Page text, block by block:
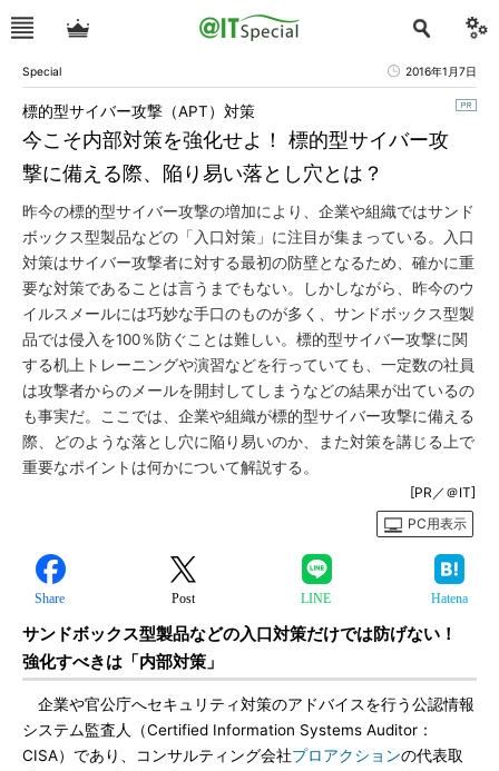
Special 2016年1月7日
今こそ内部対策を強化せよ！ 標的型サイバー攻
撃に備える際、陥り易い落とし穴とは？
標的型サイバー攻撃（APT）対策
昨今の標的型サイバー攻撃の増加により、企業や組織ではサンド
ボックス型製品などの「入口対策」に注目が集まっている。入口
対策はサイバー攻撃者に対する最初の防壁となるため、確かに重
要な対策であることは言うまでもない。しかしながら、昨今のウ
イルスメールには巧妙な手口のものが多く、サンドボックス型製
品では侵入を100％防ぐことは難しい。標的型サイバー攻撃に関
する机上トレーニングや演習などを行っていても、一定数の社員
は攻撃者からのメールを開封してしまうなどの結果が出ているの
も事実だ。ここでは、企業や組織が標的型サイバー攻撃に備える
際、どのような落とし穴に陥り易いのか、また対策を講じる上で
重要なポイントは何かについて解説する。
[PR／＠IT]
PC用表示
Share Post LINE Hatena
サンドボックス型製品などの入口対策だけでは防げない！
強化すべきは「内部対策」
企業や官公庁へセキュリティ対策のアドバイスを行う公認情報
システム監査人（Certified Information Systems Auditor：
CISA）であり、コンサルティング会社プロアクションの代表取